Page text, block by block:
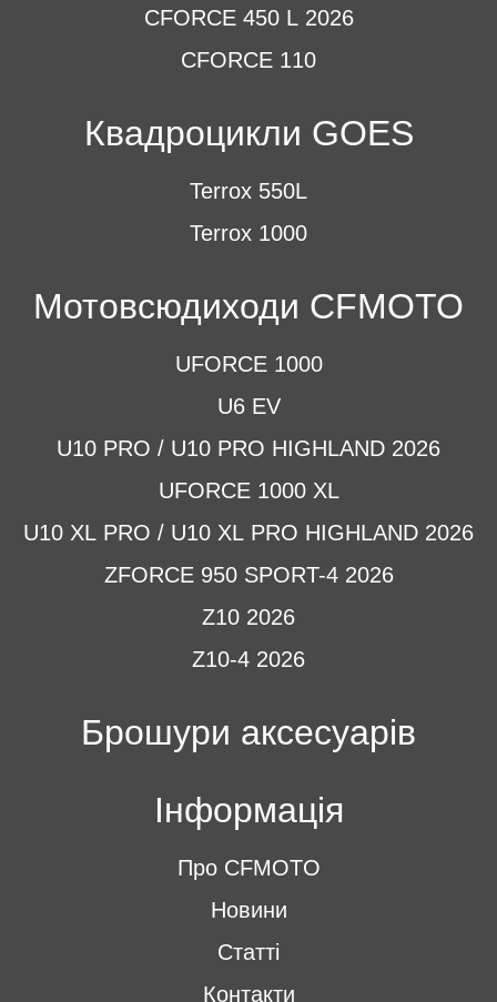
CFORCE 450 L 2026
CFORCE 110
Квадроцикли GOES
Terrox 550L
Terrox 1000
Мотовсюдиходи CFMOTO
UFORCE 1000
U6 EV
U10 PRO / U10 PRO HIGHLAND 2026
UFORCE 1000 XL
U10 XL PRO / U10 XL PRO HIGHLAND 2026
ZFORCE 950 SPORT-4 2026
Z10 2026
Z10-4 2026
Брошури аксесуарів
Інформація
Про CFMOTO
Новини
Статті
Контакти